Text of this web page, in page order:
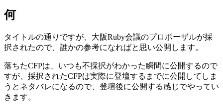
何
タイトルの通りですが、大阪Ruby会議のプロポーザルが採
択されたので、誰かの参考になればと思い公開します。
落ちたCFPは、いつも不採択がわかった瞬間に公開するので
すが、採択されたCFPは実際に登壇するまでに公開してしま
うとネタバレになるので、登壇後に公開する感じでやってい
きます。